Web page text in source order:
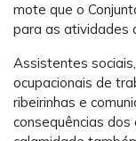
mote que o
para as atividades
Assistentes
ocupacionais de
ribeirinhas e
consequências